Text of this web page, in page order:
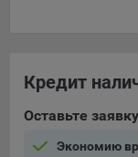
Кредит
Оставьте
Экономию